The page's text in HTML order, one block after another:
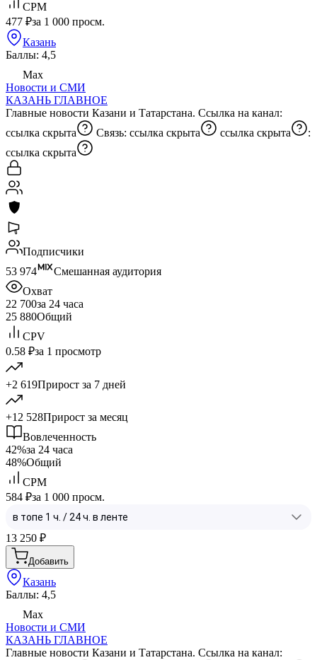
CPM
477 ₽за 1 000 просм.
Казань
Баллы: 4,5
Max
Новости и СМИ
КАЗАНЬ ГЛАВНОЕ
Главные новости Казани и Татарстана. Ссылка на канал:
ссылка скрыта
Связь: ссылка скрыта ссылка скрыта
:
ссылка скрыта
Подписчики
53 974
Смешанная аудитория
Охват
22 700за 24 часа
25 880Общий
CPV
0.58 ₽за 1 просмотр
+2 619Прирост за 7 дней
+12 528Прирост за месяц
Вовлеченность
42%за 24 часа
48%Общий
CPM
584 ₽за 1 000 просм.
13 250 ₽
Добавить
Казань
Баллы: 4,5
Max
Новости и СМИ
КАЗАНЬ ГЛАВНОЕ
Главные новости Казани и Татарстана. Ссылка на канал: